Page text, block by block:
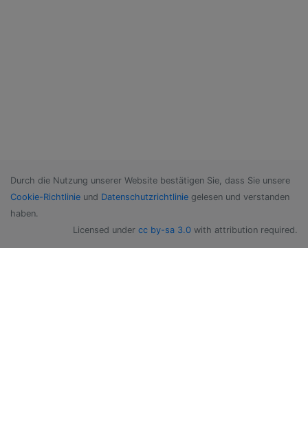
Durch die Nutzung unserer Website bestätigen Sie, dass Sie unsere
Cookie-Richtlinie und Datenschutzrichtlinie gelesen und verstanden
haben.
Licensed under cc by-sa 3.0 with attribution required.